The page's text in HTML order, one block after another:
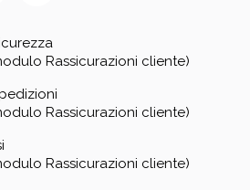
Rassicurazioni cliente)
Rassicurazioni cliente)
Rassicurazioni cliente)